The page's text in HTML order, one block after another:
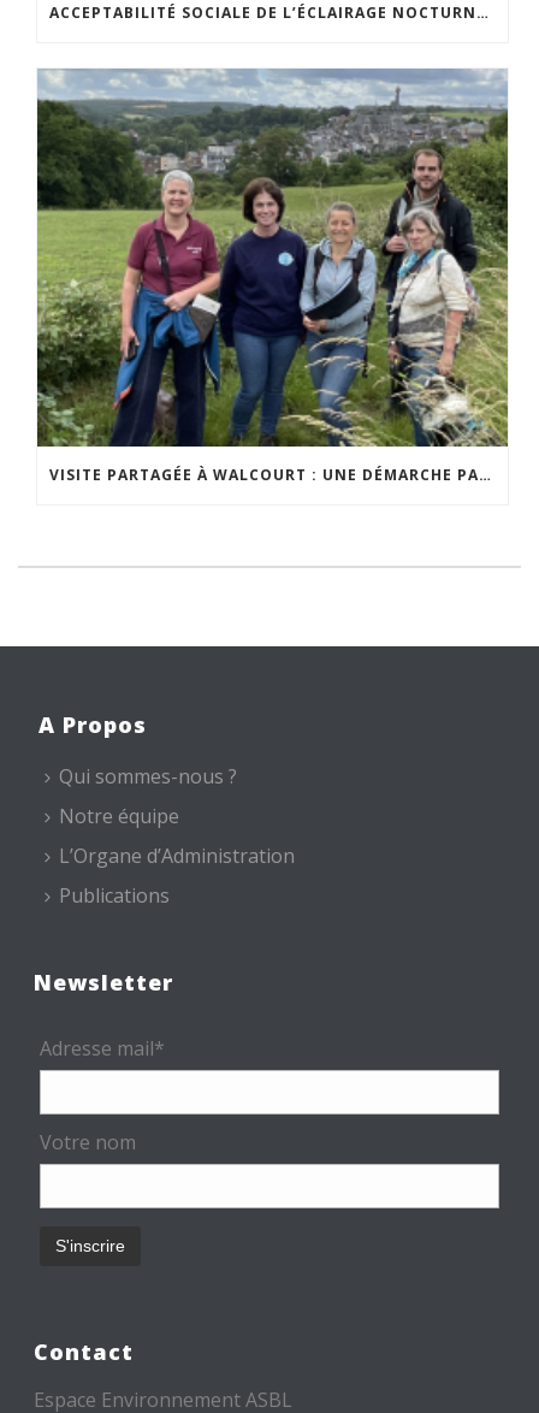
ACCEPTABILITÉ SOCIALE DE L’ÉCLAIRAGE NOCTURNE : LE REPLAY EST DISPONIBLE
VISITE PARTAGÉE À WALCOURT : UNE DÉMARCHE PARTICIPATIVE ANIMÉE PAR ESPACE ENVIRONNEMENT
A Propos
Qui sommes-nous ?
Notre équipe
L’Organe d’Administration
Publications
Newsletter
Adresse mail*
Votre nom
Contact
Espace Environnement ASBL